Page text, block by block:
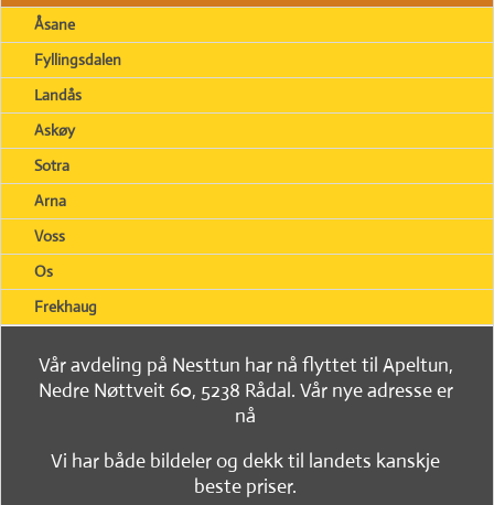
Åsane
Fyllingsdalen
Landås
Askøy
Sotra
Arna
Voss
Os
Frekhaug
Vår avdeling på Nesttun har nå flyttet til Apeltun,
Nedre Nøttveit 60, 5238 Rådal. Vår nye adresse er
nå
Vi har både bildeler og dekk til landets kanskje
beste priser.